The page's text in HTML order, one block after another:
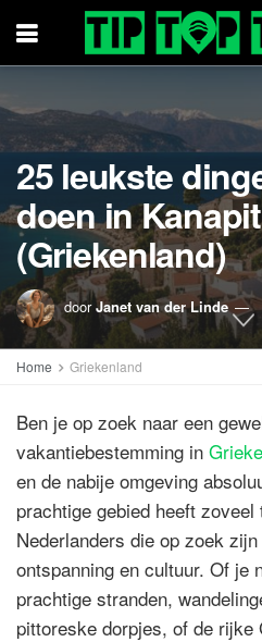
25 leukste
doen in
(Griekenland)
door Janet van der Linde
Home Griekenland
Ben je op zoek naar een
vakantiebestemming in
en de nabije omgeving
prachtige gebied heeft
Nederlanders die op zoek
ontspanning en cultuur. Of je
prachtige stranden,
pittoreske dorpjes, of de